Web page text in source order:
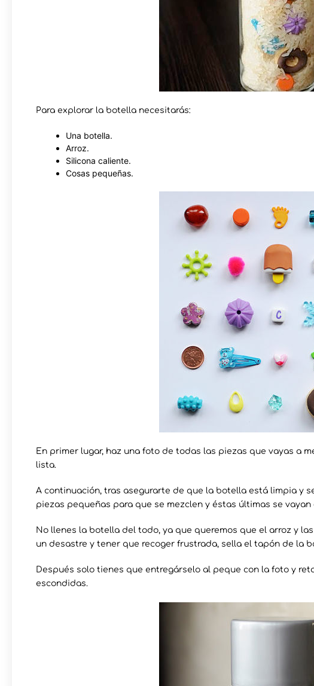
Para explorar la botella necesitarás:
Una botella.
Arroz.
Silicona caliente.
Cosas pequeñas.
En primer lugar, haz una foto de todas las piezas que vayas a
lista.
A continuación, tras asegurarte de que la botella está limpia y
piezas pequeñas para que se mezclen y éstas últimas se vayan
No llenes la botella del todo, ya que queremos que el arroz y
un desastre y tener que recoger frustrada, sella el tapón de la
Después solo tienes que entregárselo al peque con la foto y
escondidas.